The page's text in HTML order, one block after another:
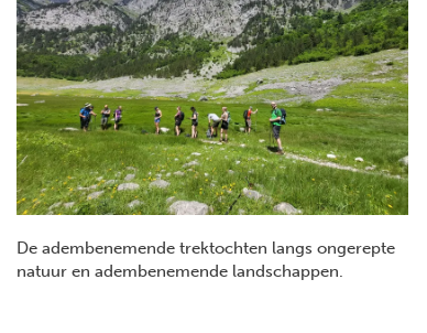
De adembenemende trektochten langs ongerepte
natuur en adembenemende landschappen.